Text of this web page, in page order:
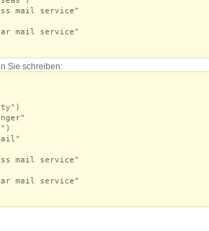
mail service"
mail service"
Sie schreiben:
mail service"
mail service"